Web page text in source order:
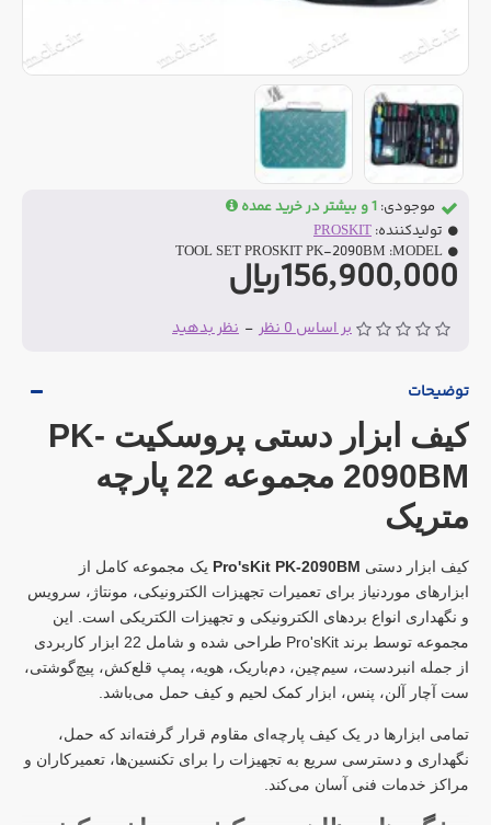
بر اساس 0 نظر - نظر بدهید
156,900,000ریال
موجودی: 1 و بیشتر در خرید عمده
تولیدکننده: PROSKIT
MODEL:
TOOL SET PROSKIT PK-2090BM
توضیحات
کیف ابزار دستی پروسکیت PK-
2090BM مجموعه 22 پارچه
متریک
کیف ابزار دستی Pro'sKit PK-2090BM یک مجموعه کامل از
ابزارهای موردنیاز برای تعمیرات تجهیزات الکترونیکی، مونتاژ، سرویس
و نگهداری انواع بردهای الکترونیکی و تجهیزات الکتریکی است. این
مجموعه توسط برند Pro'sKit طراحی شده و شامل 22 ابزار کاربردی
از جمله انبردست، سیم‌چین، دم‌باریک، هویه، پمپ قلع‌کش، پیچ‌گوشتی،
ست آچار آلن، پنس، ابزار کمک لحیم و کیف حمل می‌باشد.
تمامی ابزارها در یک کیف پارچه‌ای مقاوم قرار گرفته‌اند که حمل،
نگهداری و دسترسی سریع به تجهیزات را برای تکنسین‌ها، تعمیرکاران و
مراکز خدمات فنی آسان می‌کند.